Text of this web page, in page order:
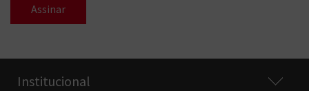
Assinar
Institucional